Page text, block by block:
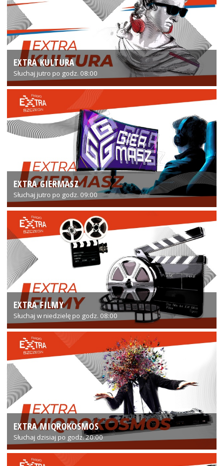
EXTRA KULTURA
Słuchaj jutro po godz. 08:00
EXTRA GIERMASZ
Słuchaj jutro po godz. 09:00
EXTRA FILMY
Słuchaj w niedzielę po godz. 08:00
EXTRA MIQROKOSMOS
Słuchaj dzisiaj po godz. 20:00